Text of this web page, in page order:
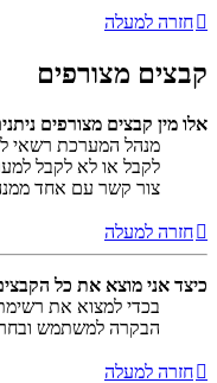
חזרה למעלה
קבצים מצורפים
אלו מין קבצים מצורפים
מנהל המערכת רשאי
לקבל או לא לקבל
צור קשר עם אחד
חזרה למעלה
כיצד אני מוצא את כל
בכדי למצוא את
הבקרה למשתמש
חזרה למעלה